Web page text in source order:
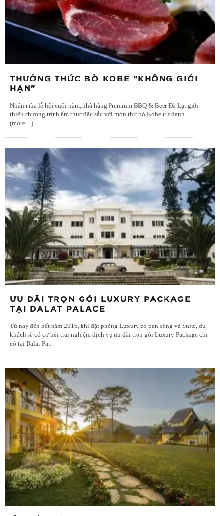
THƯỞNG THỨC BÒ KOBE “KHÔNG GIỚI
HẠN”
Nhân mùa lễ hội cuối năm, nhà hàng Premium BBQ & Beer Đà Lạt giới
thiệu chương trình ẩm thực đặc sắc với món thịt bò Kobe trứ danh.
(more…)
ƯU ĐÃI TRỌN GÓI LUXURY PACKAGE
TẠI DALAT PALACE
Từ nay đến hết năm 2016, khi đặt phòng Luxury có ban công và Suite, du
khách sẽ có cơ hội trải nghiệm dịch vụ ưu đãi trọn gói Luxury Package chỉ
có tại Dalat Pa...